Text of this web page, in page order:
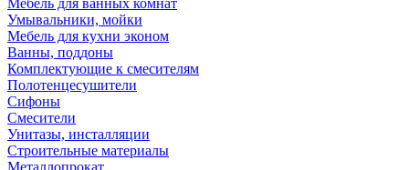
Мебель для ванных комнат
Умывальники, мойки
Мебель для кухни эконом
Ванны, поддоны
Комплектующие к смесителям
Полотенцесушители
Сифоны
Смесители
Унитазы, инсталляции
Строительные материалы
Металлопрокат